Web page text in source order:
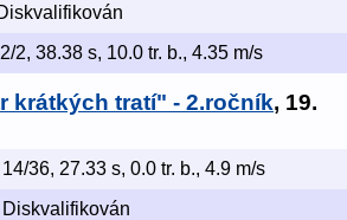
2, 38.38 s, 10.0 tr. b., 4.35 m/s
krátkých tratí" - 2.ročník, 19.
14/36, 27.33 s, 0.0 tr. b., 4.9 m/s
Diskvalifikován